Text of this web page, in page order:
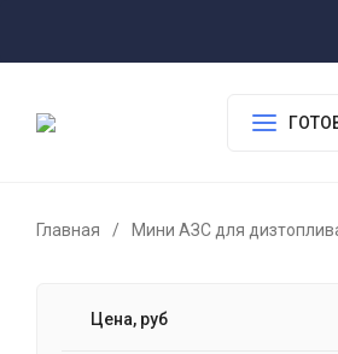
Главная / Мини АЗС для
Цена, руб